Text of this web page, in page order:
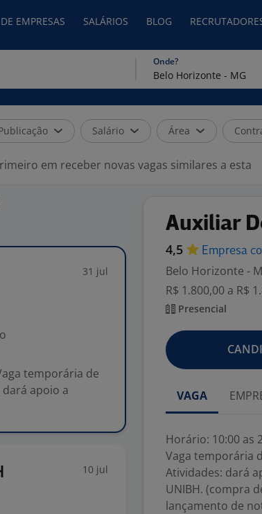
EMPRESAS SALÁRIOS BLOG
Onde?
Salário Área
em receber novas vagas similares a esta
31 jul
temporária de
apoio a
10 jul
Auxiliar
4,5 Empresa
Belo Horizonte -
R$ 1.800,00 a R$
Presencial
VAGA
Horário: 10:00 as
Vaga temporária
Atividades: dará
UNIBH. (compra
lançamento de